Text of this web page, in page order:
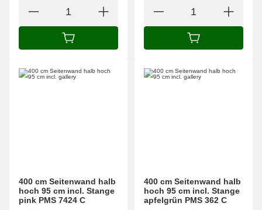
IN DEN WARENKORB IN DEN
400 cm Seitenwand halb
hoch 95 cm incl. Stange
pink PMS 7424 C
400 cm Seitenwand halb
hoch 95 cm incl. Stange
apfelgrün PMS 362 C